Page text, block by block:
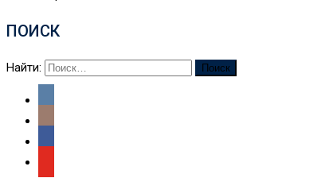
ПОИСК
Найти: